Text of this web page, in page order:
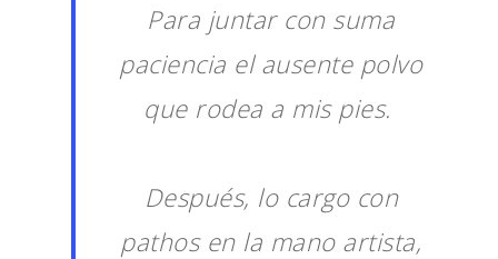
Para juntar con suma
paciencia el ausente polvo
que rodea a mis pies.
Después, lo cargo con
pathos en la mano artista,